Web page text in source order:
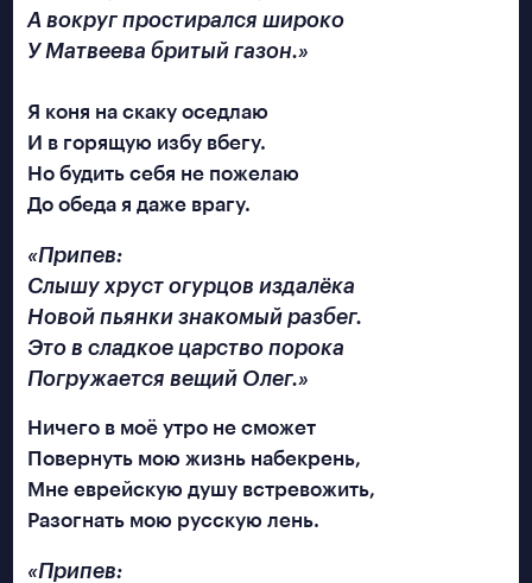
А вокруг простирался широко
У Матвеева бритый газон.
Я коня на скаку оседлаю
И в горящую избу вбегу.
Но будить себя не пожелаю
До обеда я даже врагу.
Припев:
Слышу хруст огурцов издалёка
Новой пьянки знакомый разбег.
Это в сладкое царство порока
Погружается вещий Олег.
Ничего в моё утро не сможет
Повернуть мою жизнь набекрень,
Мне еврейскую душу встревожить,
Разогнать мою русскую лень.
Припев:
КУПЛЕТЫ
ФИНАЛЬНАЯ
СВАДЕБНЫЕ
МИНИ-ОПЕРЫ
ПОЛИТЕХ
МЕТОДОЛОГИЯ
ТЕХНОЛОГИЯ
ИДЕЯ ПЕСНИ
произведения.